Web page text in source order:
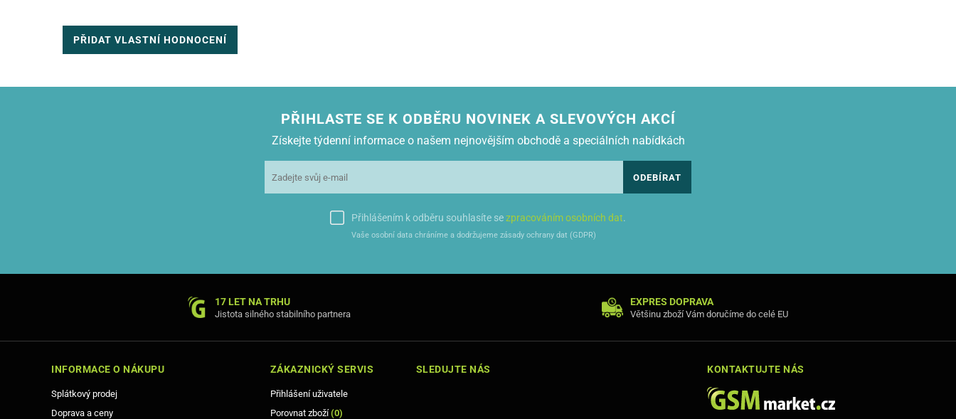
PŘIDAT VLASTNÍ HODNOCENÍ
PŘIHLASTE SE K ODBĚRU NOVINEK A SLEVOVÝCH AKCÍ
Získejte týdenní informace o našem nejnovějším obchodě a speciálních nabídkách
ODEBÍRAT
Přihlášením k odběru souhlasíte sezpracováním osobních dat.
Vaše osobní data chráníme a dodržujeme zásady ochrany dat (GDPR)
17 LET NA TRHU
Jistota silného stabilního partnera
EXPRES DOPRAVA
Většinu zboží Vám doručíme do celé EU
INFORMACE O NÁKUPU
Splátkový prodej
Doprava a ceny
ZÁKAZNICKÝ SERVIS
Přihlášení uživatele
Porovnat zboží(0)
SLEDUJTE NÁS KONTAKTUJTE NÁS